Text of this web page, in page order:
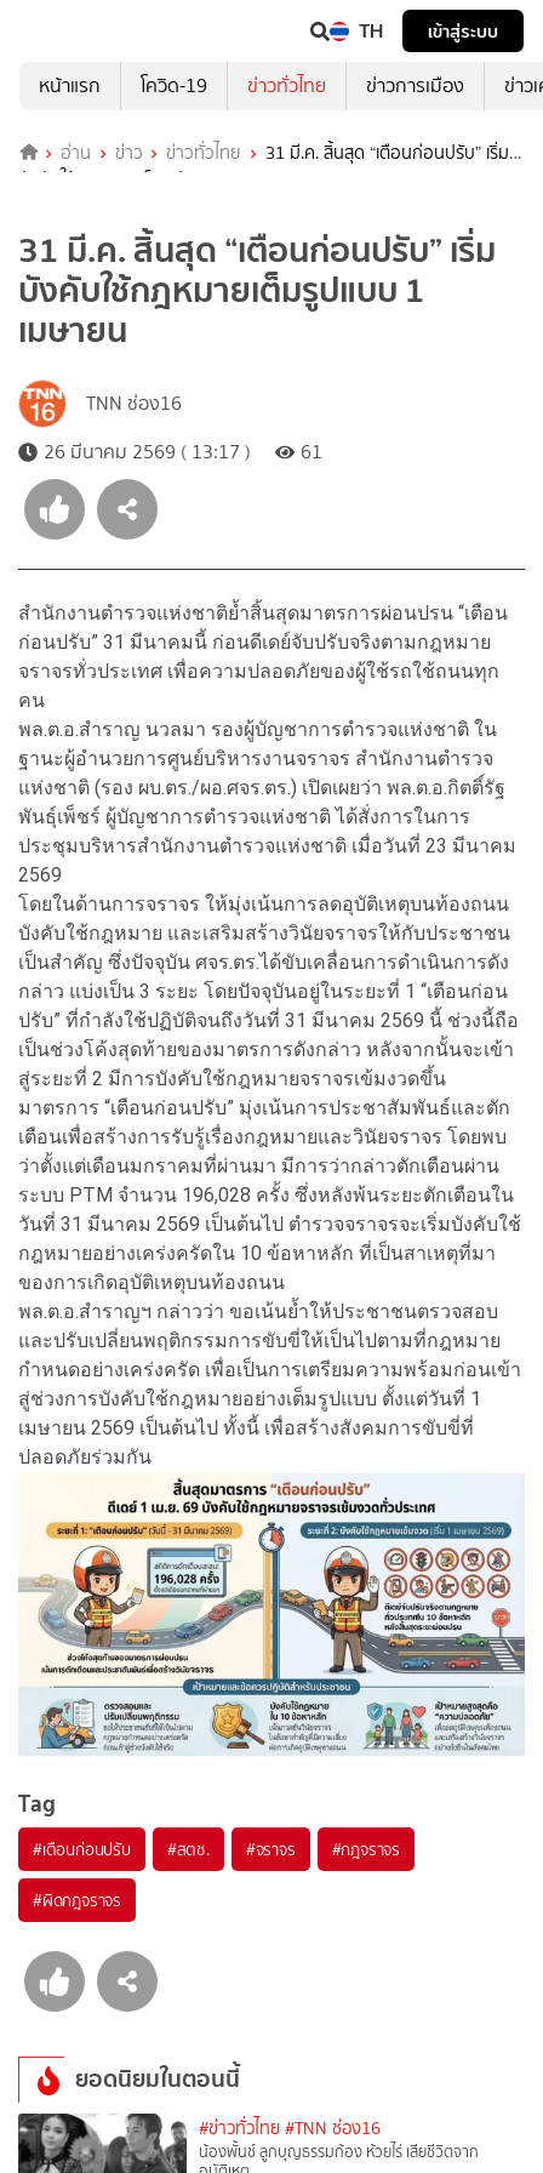
TH
เข้าสู่ระบบ
หน้าแรก
โควิด-19 ข่าวทั่วไทย ข่าวการเมือง ข่าว
อ่าน ข่าว ข่าวทั่วไทย
31 มี.ค. สิ้นสุด “เตือนก่อนปรับ” เริ่ม
บังคับใช้กฎหมายเต็มรูปแบบ 1 เมษายน
31 มี.ค. สิ้นสุด “เตือนก่อนปรับ” เริ่ม
บังคับใช้กฎหมายเต็มรูปแบบ 1
เมษายน
TNN ช่อง16
26 มีนาคม 2569 ( 13:17 )
61
สำนักงานตำรวจแห่งชาติย้ำสิ้นสุดมาตรการผ่อนปรน “เตือน
ก่อนปรับ” 31 มีนาคมนี้ ก่อนดีเดย์จับปรับจริงตามกฎหมาย
จราจรทั่วประเทศ เพื่อความปลอดภัยของผู้ใช้รถใช้ถนนทุก
คน
พล.ต.อ.สำราญ นวลมา รองผู้บัญชาการตำรวจแห่งชาติ ใน
ฐานะผู้อำนวยการศูนย์บริหารงานจราจร สำนักงานตำรวจ
แห่งชาติ (รอง ผบ.ตร./ผอ.ศจร.ตร.) เปิดเผยว่า พล.ต.อ.กิตติ์รัฐ
พันธุ์เพ็ชร์ ผู้บัญชาการตำรวจแห่งชาติ ได้สั่งการในการ
ประชุมบริหารสำนักงานตำรวจแห่งชาติ เมื่อวันที่ 23 มีนาคม
2569
โดยในด้านการจราจร ให้มุ่งเน้นการลดอุบัติเหตุบนท้องถนน
บังคับใช้กฎหมาย และเสริมสร้างวินัยจราจรให้กับประชาชน
เป็นสำคัญ ซึ่งปัจจุบัน ศจร.ตร.ได้ขับเคลื่อนการดำเนินการดัง
กล่าว แบ่งเป็น 3 ระยะ โดยปัจจุบันอยู่ในระยะที่ 1 “เตือนก่อน
ปรับ” ที่กำลังใช้ปฏิบัติจนถึงวันที่ 31 มีนาคม 2569 นี้ ช่วงนี้ถือ
เป็นช่วงโค้งสุดท้ายของมาตรการดังกล่าว หลังจากนั้นจะเข้า
สู่ระยะที่ 2 มีการบังคับใช้กฎหมายจราจรเข้มงวดขึ้น
มาตรการ “เตือนก่อนปรับ” มุ่งเน้นการประชาสัมพันธ์และตัก
เตือนเพื่อสร้างการรับรู้เรื่องกฎหมายและวินัยจราจร โดยพบ
ว่าตั้งแต่เดือนมกราคมที่ผ่านมา มีการว่ากล่าวตักเตือนผ่าน
ระบบ PTM จำนวน 196,028 ครั้ง ซึ่งหลังพ้นระยะตักเตือนใน
วันที่ 31 มีนาคม 2569 เป็นต้นไป ตำรวจจราจรจะเริ่มบังคับใช้
กฎหมายอย่างเคร่งครัดใน 10 ข้อหาหลัก ที่เป็นสาเหตุที่มา
ของการเกิดอุบัติเหตุบนท้องถนน
พล.ต.อ.สำราญฯ กล่าวว่า ขอเน้นย้ำให้ประชาชนตรวจสอบ
และปรับเปลี่ยนพฤติกรรมการขับขี่ให้เป็นไปตามที่กฎหมาย
กำหนดอย่างเคร่งครัด เพื่อเป็นการเตรียมความพร้อมก่อนเข้า
สู่ช่วงการบังคับใช้กฎหมายอย่างเต็มรูปแบบ ตั้งแต่วันที่ 1
เมษายน 2569 เป็นต้นไป ทั้งนี้ เพื่อสร้างสังคมการขับขี่ที่
ปลอดภัยร่วมกัน
Tag
#เตือนก่อนปรับ #สตช. #จราจร #กฎจราจร
#ผิดกฎจราจร
ยอดนิยมในตอนนี้
#ข่าวทั่วไทย #TNN ช่อง16
น้องพั้นช์ ลูกบุญธรรมก้อง ห้วยไร่ เสียชีวิตจาก